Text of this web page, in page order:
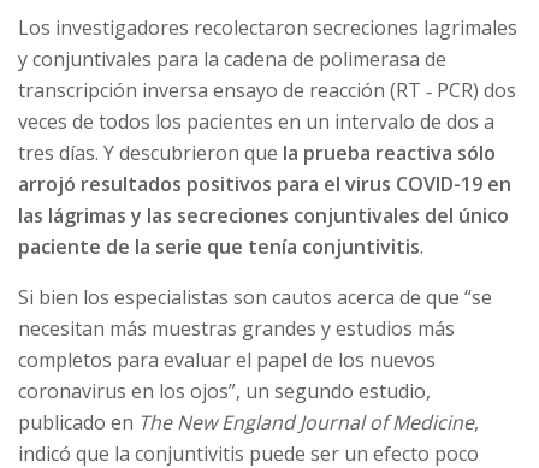
Los investigadores recolectaron secreciones lagrimales
y conjuntivales para la cadena de polimerasa de
transcripción inversa ensayo de reacción (RT ‐ PCR) dos
veces de todos los pacientes en un intervalo de dos a
tres días. Y descubrieron que la prueba reactiva sólo
arrojó resultados positivos para el virus COVID-19 en
las lágrimas y las secreciones conjuntivales del único
paciente de la serie que tenía conjuntivitis.
Si bien los especialistas son cautos acerca de que “se
necesitan más muestras grandes y estudios más
completos para evaluar el papel de los nuevos
coronavirus en los ojos”, un segundo estudio,
publicado en The New England Journal of Medicine,
indicó que la conjuntivitis puede ser un efecto poco